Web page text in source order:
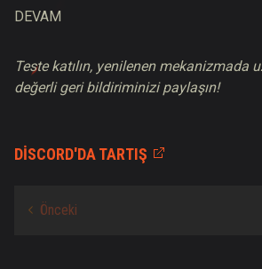
DEVAM
Teste katılın, yenilenen mekanizmada
değerli geri bildiriminizi paylaşın!
DISCORD'DA TARTIŞ